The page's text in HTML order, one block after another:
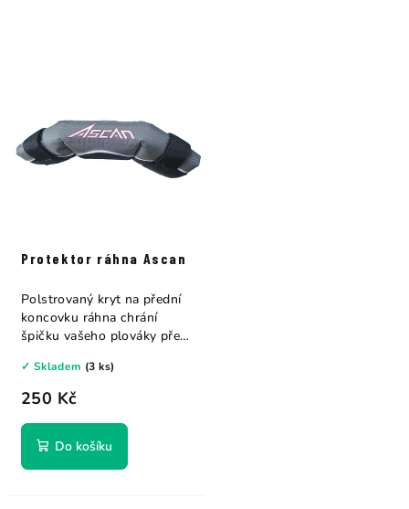
Protektor ráhna Ascan
250 Kč
✓ Skladem (3 ks)
Do košíku
Polstrovaný kryt na přední
koncovku ráhna chrání
špičku vašeho plováky před